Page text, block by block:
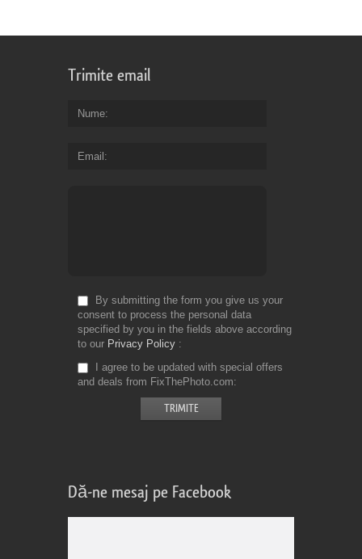
Trimite email
Nume
Email
By submitting the form you give us your
consent to process the personal data
specified by you in the fields above according
to our Privacy Policy
I agree to be updated with special offers
and deals from FixThePhoto.com
Dă-ne mesaj pe Facebook